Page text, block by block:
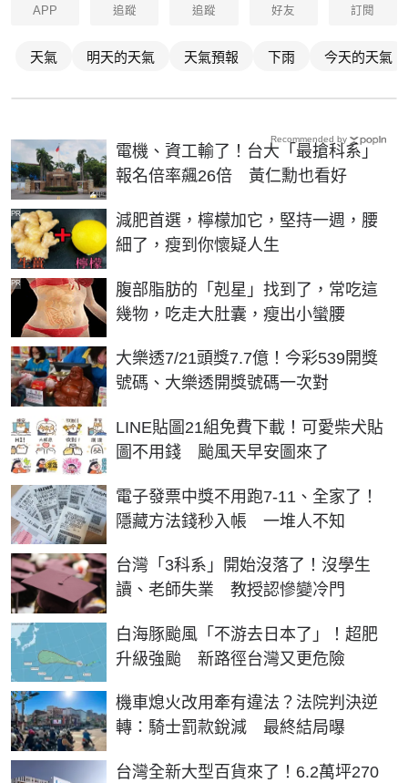
APP 追蹤 追蹤 好友 訂閱
天氣 明天的天氣 天氣預報 下雨 今天的天氣
電機、資工輸了！台大「最搶科系」
報名倍率飆26倍 黃仁勳也看好
減肥首選，檸檬加它，堅持一週，腰
細了，瘦到你懷疑人生
PR
腹部脂肪的「剋星」找到了，常吃這
幾物，吃走大肚囊，瘦出小蠻腰
PR
大樂透7/21頭獎7.7億！今彩539開獎
號碼、大樂透開獎號碼一次對
LINE貼圖21組免費下載！可愛柴犬貼
圖不用錢 颱風天早安圖來了
電子發票中獎不用跑7-11、全家了！
隱藏方法錢秒入帳 一堆人不知
台灣「3科系」開始沒落了！沒學生
讀、老師失業 教授認慘變冷門
白海豚颱風「不游去日本了」！超肥
升級強颱 新路徑台灣又更危險
機車熄火改用牽有違法？法院判決逆
轉：騎士罰款銳減 最終結局曝
台灣全新大型百貨來了！6.2萬坪270
Recommended by